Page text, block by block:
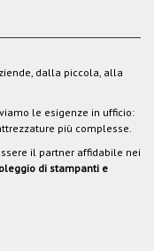
dalla piccola, alla
le esigenze in ufficio:
più complesse.
il partner affidabile nei
di stampanti e